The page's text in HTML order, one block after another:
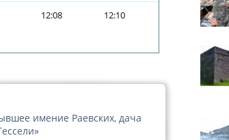
12:08 12:10
имение Раевских, дача